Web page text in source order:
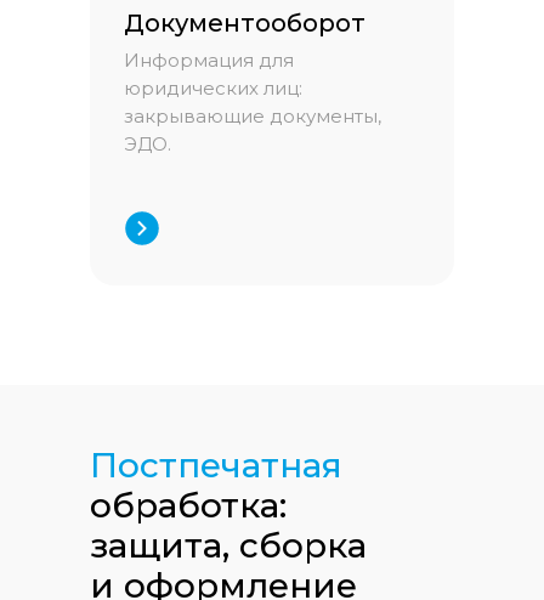
Информация для
юридических лиц:
закрывающие документы,
ЭДО.
Документооборот
Постпечатная
обработка:
защита, сборка
и оформление